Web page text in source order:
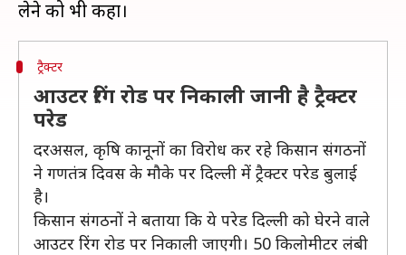
ट्रैक्टर
आउटर रिंग रोड पर निकाली जानी है ट्रैक्टर
परेड
दरअसल, कृषि कानूनों का विरोध कर रहे किसान संगठनों
ने गणतंत्र दिवस के मौके पर दिल्ली में ट्रैक्टर परेड बुलाई
है।
किसान संगठनों ने बताया कि ये परेड दिल्ली को घेरने वाले
आउटर रिंग रोड पर निकाली जाएगी। 50 किलोमीटर लंबी